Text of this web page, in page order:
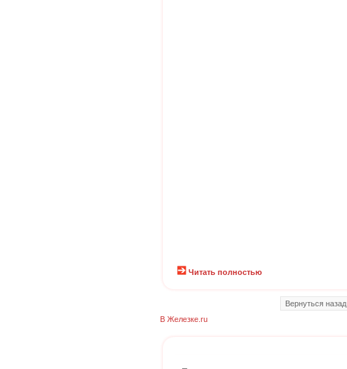
Читать полностью
Вернуться назад
В Железке.ru